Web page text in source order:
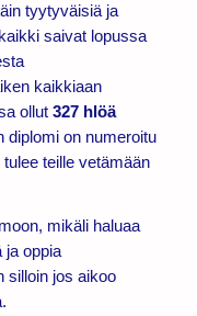
tyytyväisiä ja
saivat lopussa
kaikkiaan
ollut 327 hlöä
diplomi on numeroitu
teille vetämään
mikäli haluaa
ja oppia
silloin jos aikoo